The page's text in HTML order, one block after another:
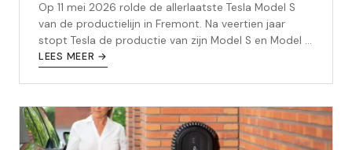
Op 11 mei 2026 rolde de allerlaatste Tesla Model S
van de productielijn in Fremont. Na veertien jaar
stopt Tesla de productie van zijn Model S en Model X.
Wat dit betekent voor de auto-industrie en jou als
LEES MEER →